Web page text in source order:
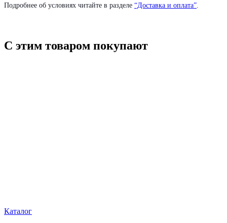
Подробнее об условиях читайте в разделе “Доставка и оплата”
С этим товаром покупают
Каталог